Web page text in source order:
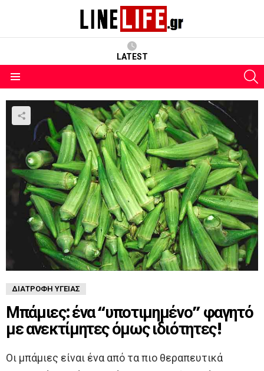
LATEST
ΔΙΑΤΡΟΦΉ ΥΓΕΊΑΣ
Μπάμιες: ένα “υποτιμημένο” φαγητό
με ανεκτίμητες όμως ιδιότητες!
Οι μπάμιες είναι ένα από τα πιο θεραπευτικά